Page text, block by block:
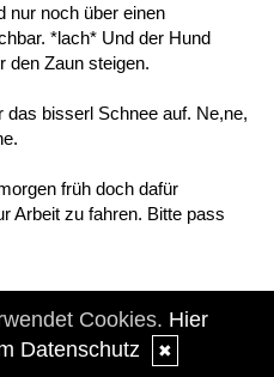
nur noch über einen
*lach* Und der Hund
den Zaun steigen.
das bisserl Schnee auf. Ne,ne,
früh doch dafür
Arbeit zu fahren. Bitte pass
Cookies. Hier
Datenschutz
✖